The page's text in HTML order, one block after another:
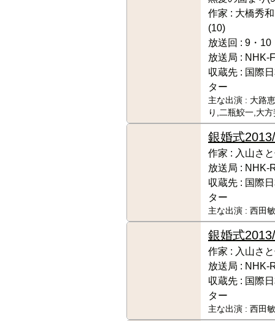
作家 : 大橋秀
(10)
放送回 : 9・10
放送局 : NHK-
収蔵先 : 国際
ター
主な出演 : 大路
り,二瓶鮫一,大
銀婚式
作家 : 入山さ
放送局 :
収蔵先 : 国際
ター
主な出演 : 西田
銀婚式
作家 : 入山さ
放送局 :
収蔵先 : 国際
ター
主な出演 : 西田